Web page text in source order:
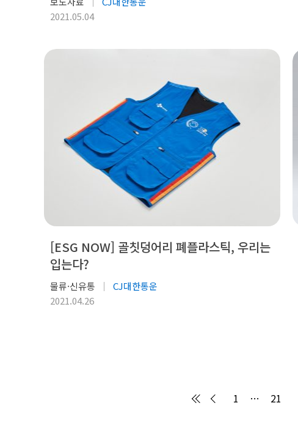
2021.05.04
[ESG NOW] 골칫덩어리 폐플라스틱, 우리는
입는다?
물류·신유통
CJ대한통운
2021.04.26
1 … 21